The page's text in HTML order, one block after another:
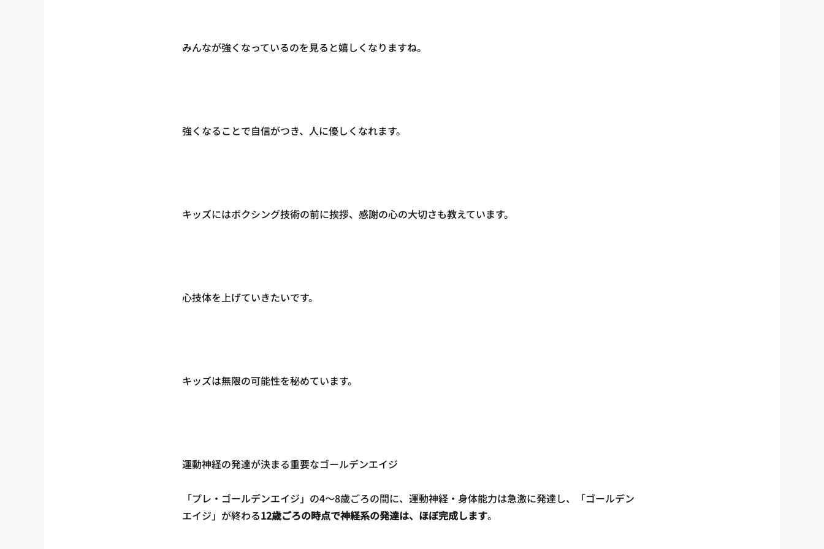
みんなが強くなっているのを見ると嬉しくなりますね。
強くなることで自信がつき、人に優しくなれます。
キッズにはボクシング技術の前に挨拶、感謝の心の大切さも教えています。
心技体を上げていきたいです。
キッズは無限の可能性を秘めています。
運動神経の発達が決まる重要なゴールデンエイジ
「プレ・ゴールデンエイジ」の4～8歳ごろの間に、運動神経・身体能力は急激に発達し、「ゴールデン
エイジ」が終わる12歳ごろの時点で神経系の発達は、ほぼ完成します。